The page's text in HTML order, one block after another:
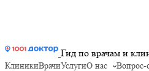
Гид по врачам и
КлиникиВрачиУслугиО нас Вопрос-